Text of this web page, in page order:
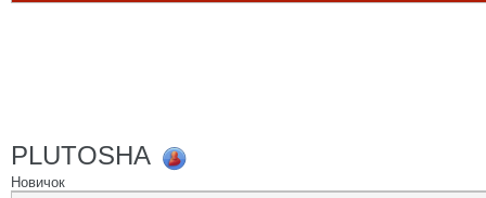
PLUTOSHA
Новичок